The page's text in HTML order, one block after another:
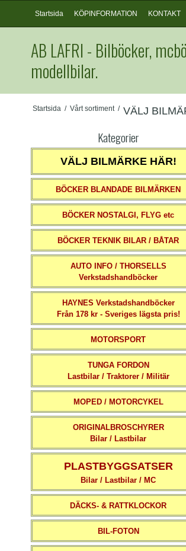
Startsida KÖPINFORMATION KONTAKT
AB LAFRI - Bilböcker,
modellbilar.
Startsida / Vårt sortiment / VÄLJ
Kategorier
VÄLJ BILMÄRKE HÄR!
BÖCKER BLANDADE BILMÄRKEN
BÖCKER NOSTALGI, FLYG etc
BÖCKER TEKNIK BILAR / BÅTAR
AUTO INFO / THORSELLS
Verkstadshandböcker
HAYNES Verkstadshandböcker
Från 178 kr - Sveriges lägsta pris!
MOTORSPORT
TUNGA FORDON
Lastbilar / Traktorer / Militär
MOPED / MOTORCYKEL
ORIGINALBROSCHYRER
Bilar / Lastbilar
PLASTBYGGSATSER
Bilar / Lastbilar / MC
DÄCKS- & RATTKLOCKOR
BIL-FOTON